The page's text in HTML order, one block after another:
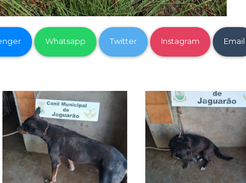
Whatsapp Twitter Instagram Email